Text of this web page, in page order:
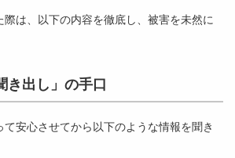
は、以下の内容を徹底し、被害を未然に
き出し」の手口
安心させてから以下のような情報を聞き